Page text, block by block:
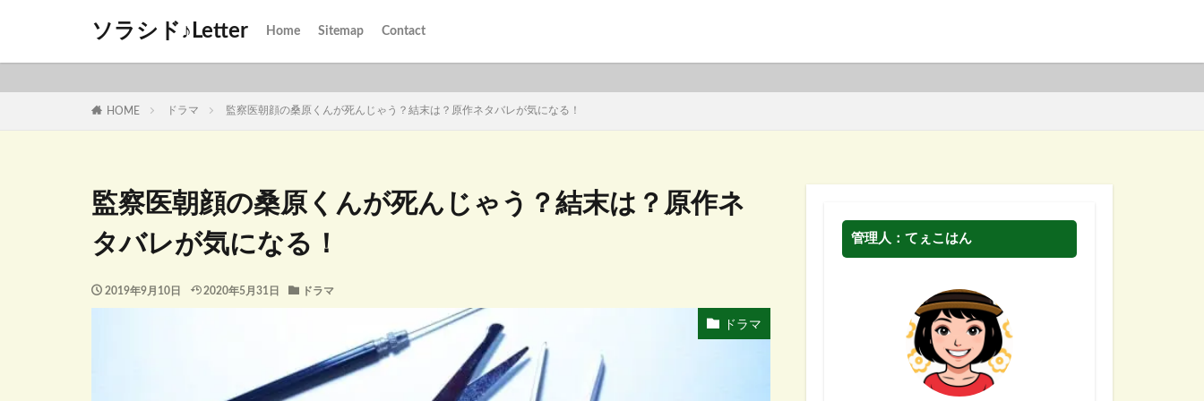
ソラシド♪Letter Home Sitemap Contact
HOME ドラマ 監察医朝顔の桑原くんが死んじゃう？結末は？原作ネタバレが気になる！
監察医朝顔の桑原くんが死んじゃう？結末は？原作ネ
タバレが気になる！
2019年9月10日 2020年5月31日 ドラマ
ドラマ
管理人：てぇこはん